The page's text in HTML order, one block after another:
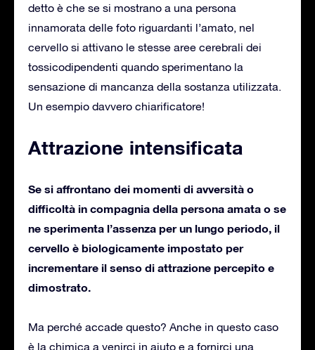
detto è che se si mostrano a una persona
innamorata delle foto riguardanti l’amato, nel
cervello si attivano le stesse aree cerebrali dei
tossicodipendenti quando sperimentano la
sensazione di mancanza della sostanza utilizzata.
Un esempio davvero chiarificatore!
Attrazione intensificata
Se si affrontano dei momenti di avversità o
difficoltà in compagnia della persona amata o se
ne sperimenta l’assenza per un lungo periodo, il
cervello è biologicamente impostato per
incrementare il senso di attrazione percepito e
dimostrato.
Ma perché accade questo? Anche in questo caso
è la chimica a venirci in aiuto e a fornirci una